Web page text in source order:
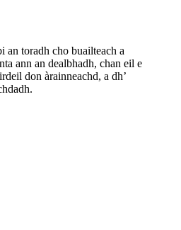
an toradh cho buailteach a
ann an dealbhadh, chan eil e
don àrainneachd, a dh’